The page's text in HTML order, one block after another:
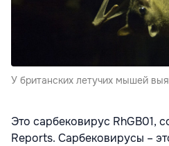
У британских летучих мышей
Это сарбековирус RhGB01,
Reports. Сарбековирусы –